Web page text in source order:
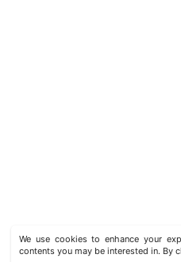
We use cookies to enhance your
contents you may be interested in. By